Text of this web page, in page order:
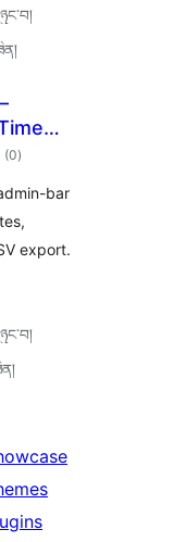
(0གདེང་
འཇོག་
ཚང་།
)
bar
export.